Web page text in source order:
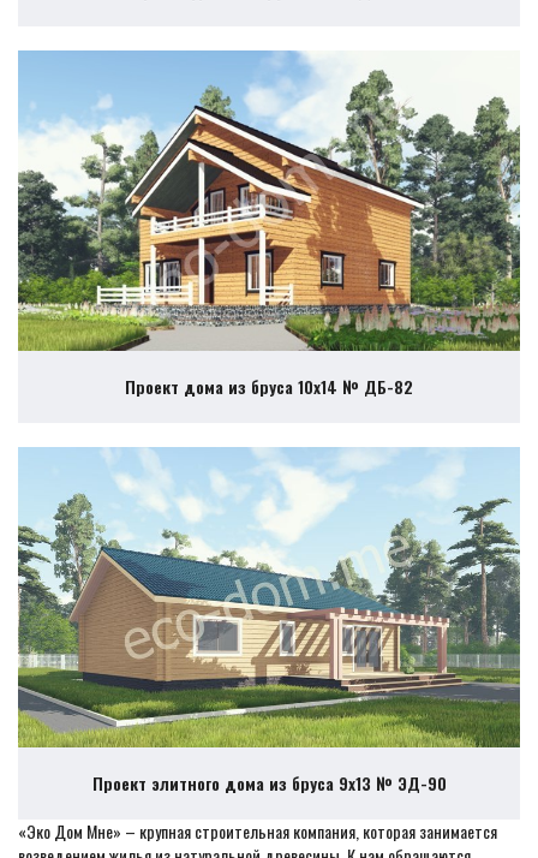
Проект дома из бруса 10х14 № ДБ-82
Проект элитного дома из бруса 9х13 № ЭД-90
«Эко Дом Мне» – крупная строительная компания, которая занимается